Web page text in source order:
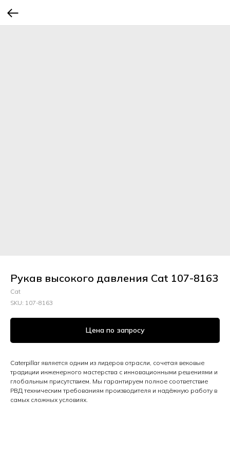
Рукав высокого давления Cat 107-8163
Cat
SKU: 107-8163
Цена по запросу
Caterpillar является одним из лидеров отрасли, сочетая вековые
традиции инженерного мастерства с инновационными решениями и
глобальным присутствием. Мы гарантируем полное соответствие
РВД техническим требованиям производителя и надёжную работу в
самых сложных условиях.